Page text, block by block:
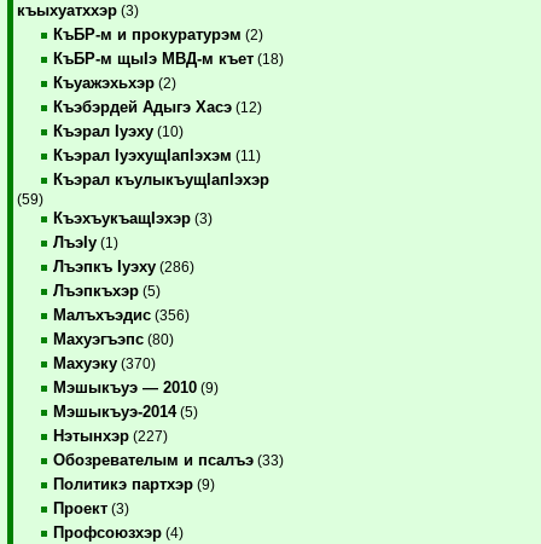
къыхуатххэр (3)
КъБР-м и прокуратурэм (2)
КъБР-м щыIэ МВД-м къет (18)
Къуажэхьхэр (2)
Къэбэрдей Адыгэ Хасэ (12)
Къэрал Iуэху (10)
Къэрал IуэхущIапIэхэм (11)
Къэрал къулыкъущIапIэхэр
(59)
КъэхъукъащIэхэр (3)
ЛъэIу (1)
Лъэпкъ Iуэху (286)
Лъэпкъхэр (5)
Малъхъэдис (356)
Махуэгъэпс (80)
Махуэку (370)
Мэшыкъуэ — 2010 (9)
Мэшыкъуэ-2014(5)
Нэтынхэр (227)
Обозревателым и псалъэ (33)
Политикэ партхэр (9)
Проект (3)
Профсоюзхэр (4)